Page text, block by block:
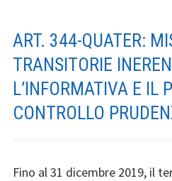
ART. 344-QUATER:
TRANSITORIE
L’INFORMATIVA E IL
CONTROLLO
Fino al 31 dicembre 2019, il